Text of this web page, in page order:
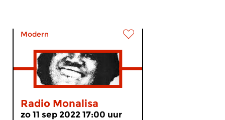
Modern
Radio Monalisa
zo 11 sep 2022 17:00 uur